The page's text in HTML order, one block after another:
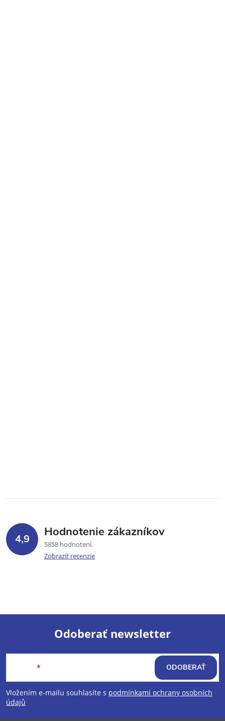
4,9 Hodnotenie zákazníkov
5858 hodnotení
Zobraziť recenzie
Z
á
p
Odoberať newsletter
Vložením e-mailu souhlasíte s podmínkami ochrany osobních
údajů
ODOBERAŤ